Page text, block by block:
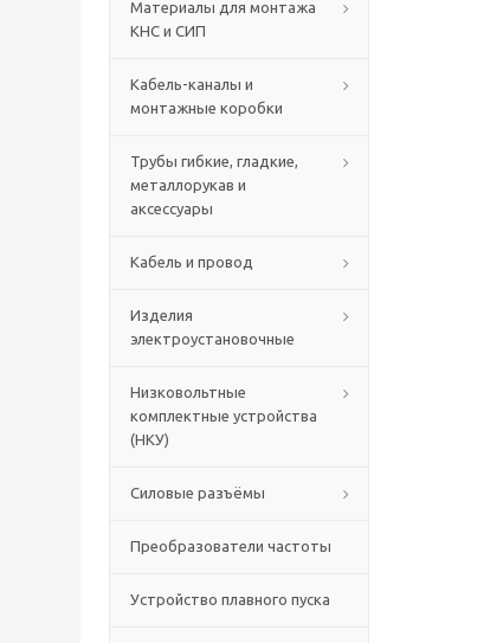
Материалы для монтажа
КНС и СИП
Кабель-каналы и
монтажные коробки
Трубы гибкие, гладкие,
металлорукав и
аксессуары
Кабель и провод
Изделия
электроустановочные
Низковольтные
комплектные устройства
(НКУ)
Силовые разъёмы
Преобразователи частоты
Устройство плавного пуска